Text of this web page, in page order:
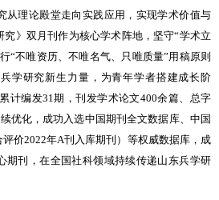
从理论殿堂走向实践应用，实现学术价值与
究》双月刊作为核心学术阵地，坚守“学术立
“不唯资历、不唯名气、只唯质量”用稿原则
学研究新生力量，为青年学者搭建成长阶
计编发31期，刊发学术论文400余篇、总字
优化，成功入选中国期刊全文数据库、中国
评价2022年A刊入库期刊）等权威数据库，成
期刊，在全国社科领域持续传递山东兵学研